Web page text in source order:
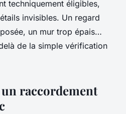
techniquement éligibles,
invisibles. Un regard
un mur trop épais…
delà de la simple vérification
raccordement